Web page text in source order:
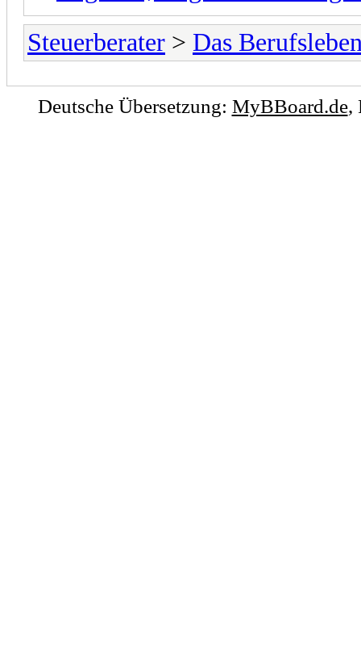
Steuerberater > Das
Deutsche Übersetzung: MyBBoard.de,